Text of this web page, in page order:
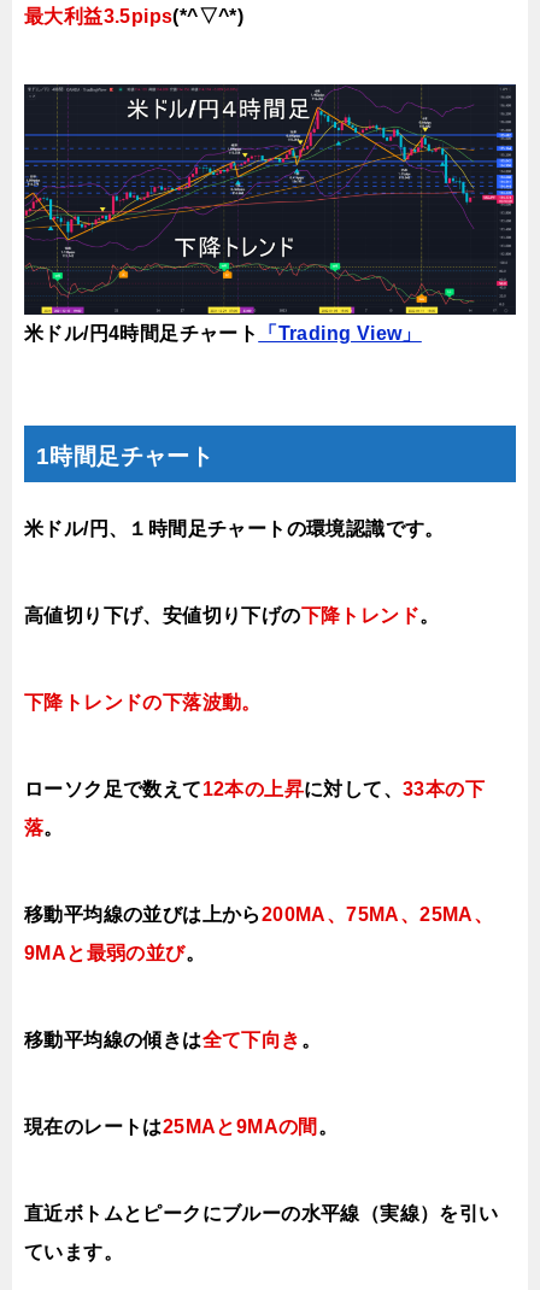
最大利益3.5pips(*^▽^*)
米ドル/円4時間足チャート 「Trading View」
1時間足チャート
米ドル/円、１時間足チャートの環境認識です。
高値切り下げ、安値切り下げの下降トレンド。
下降トレンドの下落波動。
ローソク足で数えて12本の上昇に対して、33本の下
落。
移動平均線の並びは上から200MA、75MA、25MA、
9MAと最弱の並び。
移動平均線の傾きは全て下向き 。
現在のレートは25MAと9MAの間 。
直近ボトムとピークにブルーの水平線（実線）を引い
ています。